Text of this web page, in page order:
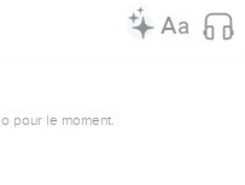
pour le moment.